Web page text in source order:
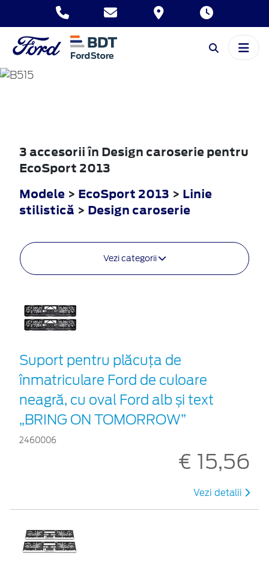
ECOSPORT
3 accesorii în Design caroserie pentru
EcoSport 2013
Modele > EcoSport 2013 > Linie
stilistică > Design caroserie
Vezi categorii
Suport pentru plăcuța de
înmatriculare Ford de culoare
neagră, cu oval Ford alb și text
„BRING ON TOMORROW”
2460006
€ 15,56
Vezi detalii